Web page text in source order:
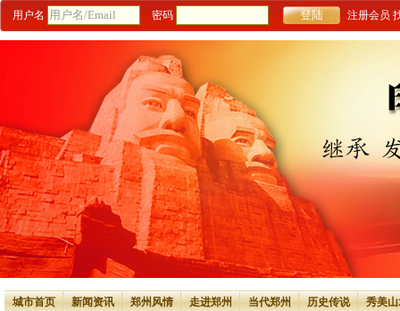
用户名 密码 注册会员
城市首页 新闻资讯 郑州风情 走进郑州 当代郑州 历史传说 秀美